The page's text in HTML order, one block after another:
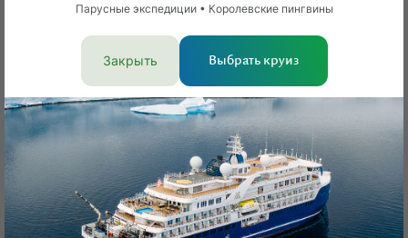
Swan Hellenic —
экспедиционные круизы и
лайнеры компании
DiscoverySpecial:
приключения по всему
миру с комфортом и
глубоким погружением
Парусные экспедиции • Королевские пингвины
Закрыть Выбрать круиз